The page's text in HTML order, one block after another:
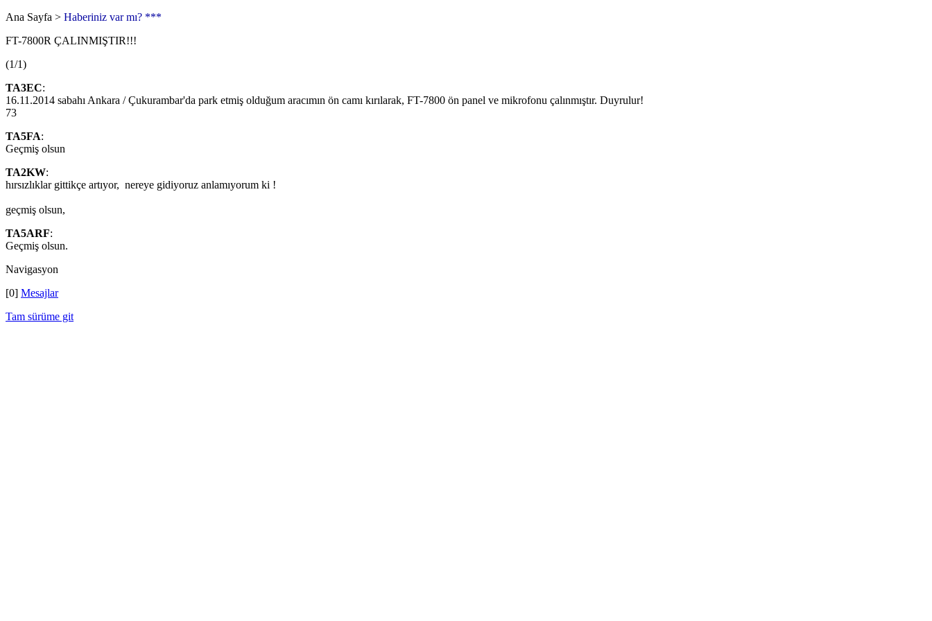
Ana Sayfa > Haberiniz var mı? ***
FT-7800R ÇALINMIŞTIR!!!
(1/1)
TA3EC:
16.11.2014 sabahı Ankara / Çukurambar'da park etmiş olduğum aracımın ön camı kırılarak, FT-7800 ön panel ve mikrofonu çalınmıştır. Duyrulur!
73
TA5FA:
Geçmiş olsun
TA2KW:
hırsızlıklar gittikçe artıyor, nereye gidiyoruz anlamıyorum ki !
geçmiş olsun,
TA5ARF:
Geçmiş olsun.
Navigasyon
[0] Mesajlar
Tam sürüme git